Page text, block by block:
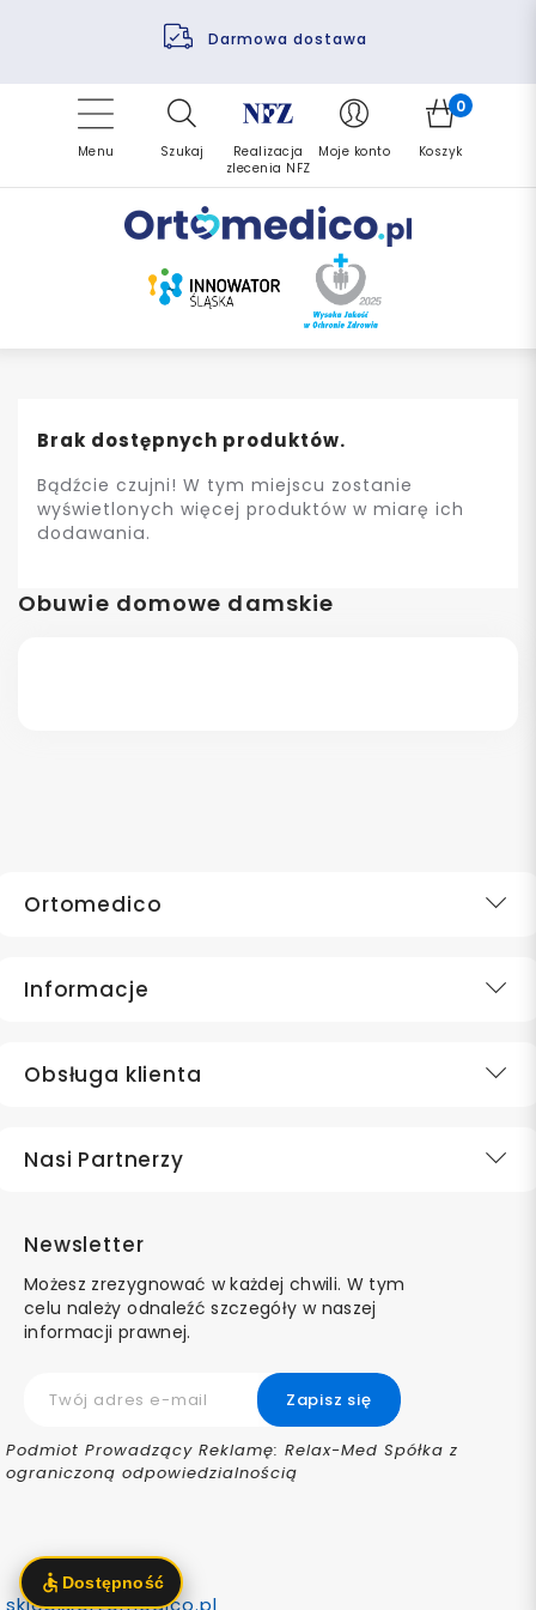
Darmowa dostawa
Pomoc fizjoterapeuty
Finansowanie PFRON
Refundacja NFZ
Zrealizuj zlecenie ponownie
Menu Szukaj
Realizacja
zlecenia NFZ
Moje konto
0
Koszyk
Obuwie domowe damskie
Brak dostępnych produktów.
Bądźcie czujni! W tym miejscu zostanie
wyświetlonych więcej produktów w miarę ich
dodawania.
Ortomedico
Informacje
Obsługa klienta
Nasi Partnerzy
Newsletter
Możesz zrezygnować w każdej chwili. W tym
celu należy odnaleźć szczegóły w naszej
informacji prawnej.
Podmiot Prowadzący Reklamę: Relax-Med Spółka z
ograniczoną odpowiedzialnością
sklep@ortomedico.pl